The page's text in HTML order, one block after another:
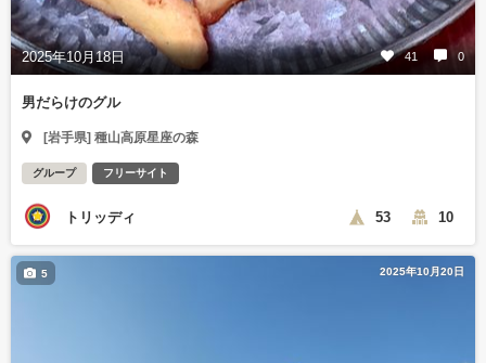
2025年10月18日 41 0
男だらけのグル
[岩手県] 種山高原星座の森
グループ フリーサイト
トリッディ 53 10
2025年10月20日
5